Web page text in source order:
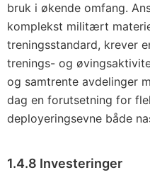
bruk i økende omfang.
komplekst militært
treningsstandard, krever
trenings- og
og samtrente avdelinger
dag en forutsetning for
deployeringsevne både
1.4.8 Investeringer